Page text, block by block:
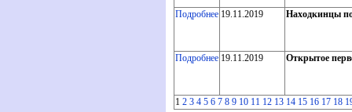
Подробнее 19.11.2019 Находкинцы
Подробнее 19.11.2019 Открытое
1 2 3 4 5 6 7 8 9 10 11 12 13 14 15 16 17 18